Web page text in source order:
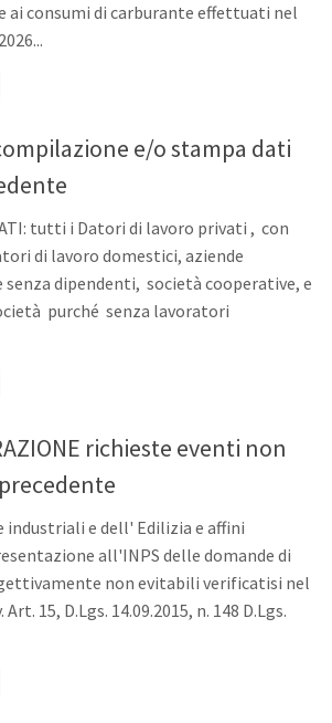
ai consumi di carburante effettuati nel
e/o stampa dati
tutti i Datori di lavoro privati , con
di lavoro domestici, aziende
dipendenti, società cooperative, e
purché senza lavoratori
richieste eventi non
industriali e dell' Edilizia e affini
all'INPS delle domande di
non evitabili verificatisi nel
15, D.Lgs. 14.09.2015, n. 148 D.Lgs.